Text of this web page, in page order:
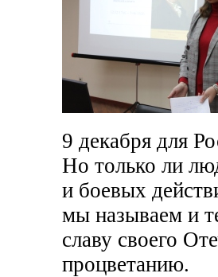
9 декабря для
Но только ли
и боевых
мы называем и
славу своего
процветанию.